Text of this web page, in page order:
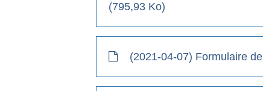
(795,93 Ko)
(2021-04-07) Formulaire